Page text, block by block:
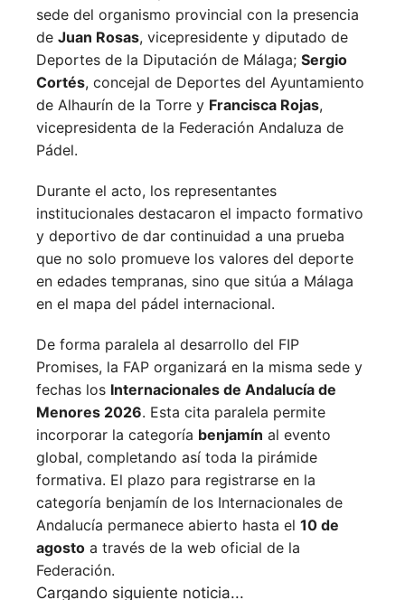
sede del organismo provincial con la presencia
de Juan Rosas, vicepresidente y diputado de
Deportes de la Diputación de Málaga; Sergio
Cortés, concejal de Deportes del Ayuntamiento
de Alhaurín de la Torre y Francisca Rojas,
vicepresidenta de la Federación Andaluza de
Pádel.
Durante el acto, los representantes
institucionales destacaron el impacto formativo
y deportivo de dar continuidad a una prueba
que no solo promueve los valores del deporte
en edades tempranas, sino que sitúa a Málaga
en el mapa del pádel internacional.
De forma paralela al desarrollo del FIP
Promises, la FAP organizará en la misma sede y
fechas los Internacionales de Andalucía de
Menores 2026. Esta cita paralela permite
incorporar la categoría benjamín al evento
global, completando así toda la pirámide
formativa. El plazo para registrarse en la
categoría benjamín de los Internacionales de
Andalucía permanece abierto hasta el 10 de
agosto a través de la web oficial de la
Federación.